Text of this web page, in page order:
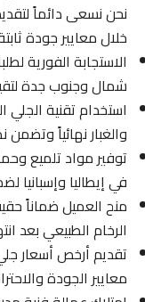
نحن نسعى دائماً
خلال معايير جودة ثابتة
الاستجابة الفورية
شمال وجنوب جدة لتقييم
استخدام تقنية الجلي
والغبار نهائياً وتضمن
توفير مواد تلميع
في إيطاليا وإسبانيا
منح العميل ضماناً
الرخام الطبيعي بعد
تقديم أرخص أسعار جلي
معايير الجودة